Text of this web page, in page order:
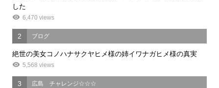
した
6,470 views
2 ブログ
絶世の美女コノハナサクヤヒメ様の姉イワナガヒメ様の真実
5,568 views
3 広島 チャレンジ☆☆☆